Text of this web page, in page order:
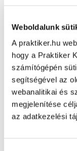
Weboldalunk
A praktiker.hu
hogy a Praktiker
számítógépén
segítségével az
webanalitikai és
megjelenítése
az adatkezelési